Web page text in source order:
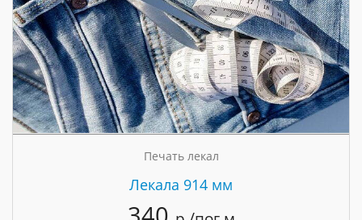
Печать лекал
Лекала 914 мм